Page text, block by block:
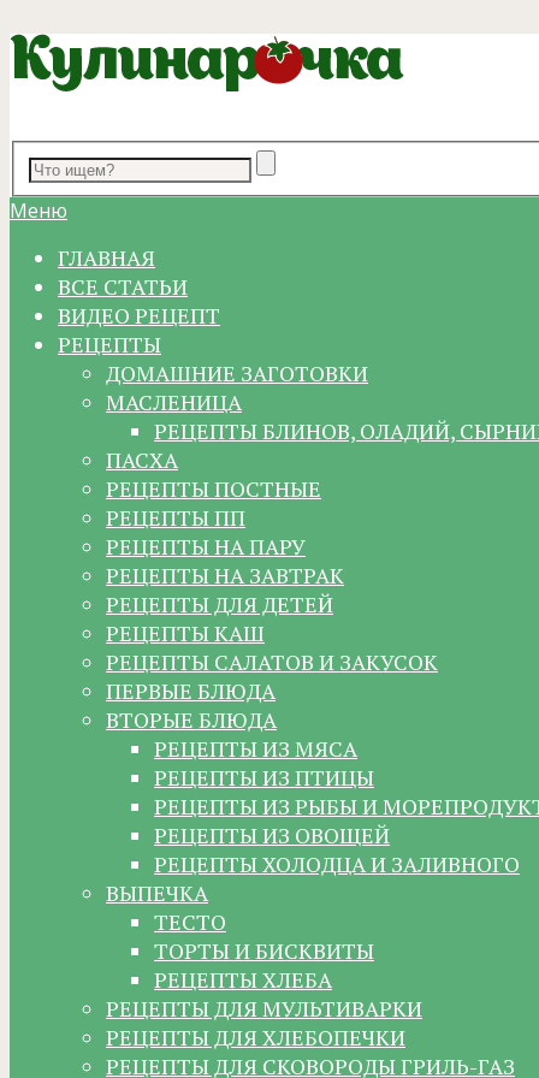
Меню
ГЛАВНАЯ
ВСЕ СТАТЬИ
ВИДЕО РЕЦЕПТ
РЕЦЕПТЫ
ДОМАШНИЕ ЗАГОТОВКИ
МАСЛЕНИЦА
РЕЦЕПТЫ БЛИНОВ, ОЛАДИЙ,
ПАСХА
РЕЦЕПТЫ ПОСТНЫЕ
РЕЦЕПТЫ ПП
РЕЦЕПТЫ НА ПАРУ
РЕЦЕПТЫ НА ЗАВТРАК
РЕЦЕПТЫ ДЛЯ ДЕТЕЙ
РЕЦЕПТЫ КАШ
РЕЦЕПТЫ САЛАТОВ И ЗАКУСОК
ПЕРВЫЕ БЛЮДА
ВТОРЫЕ БЛЮДА
РЕЦЕПТЫ ИЗ МЯСА
РЕЦЕПТЫ ИЗ ПТИЦЫ
РЕЦЕПТЫ ИЗ РЫБЫ И
РЕЦЕПТЫ ИЗ ОВОЩЕЙ
РЕЦЕПТЫ ХОЛОДЦА И ЗАЛИВНОГО
ВЫПЕЧКА
ТЕСТО
ТОРТЫ И БИСКВИТЫ
РЕЦЕПТЫ ХЛЕБА
РЕЦЕПТЫ ДЛЯ МУЛЬТИВАРКИ
РЕЦЕПТЫ ДЛЯ ХЛЕБОПЕЧКИ
РЕЦЕПТЫ ДЛЯ СКОВОРОДЫ ГРИЛЬ-ГАЗ